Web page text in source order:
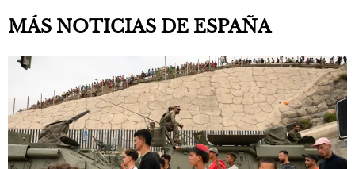
MÁS NOTICIAS DE ESPAÑA